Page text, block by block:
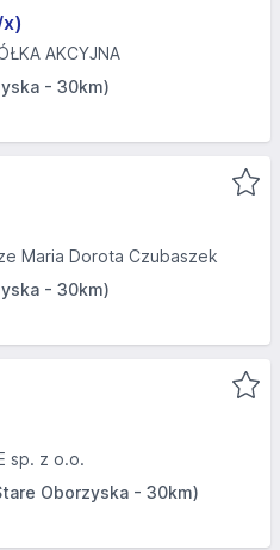
AKCYJNA
- 30km)
Maria Dorota Czubaszek
- 30km)
sp. z o.o.
Oborzyska - 30km)